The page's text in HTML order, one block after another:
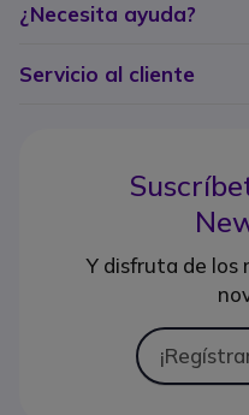
¿Necesita ayuda?
Servicio al cliente
Y disfruta de los